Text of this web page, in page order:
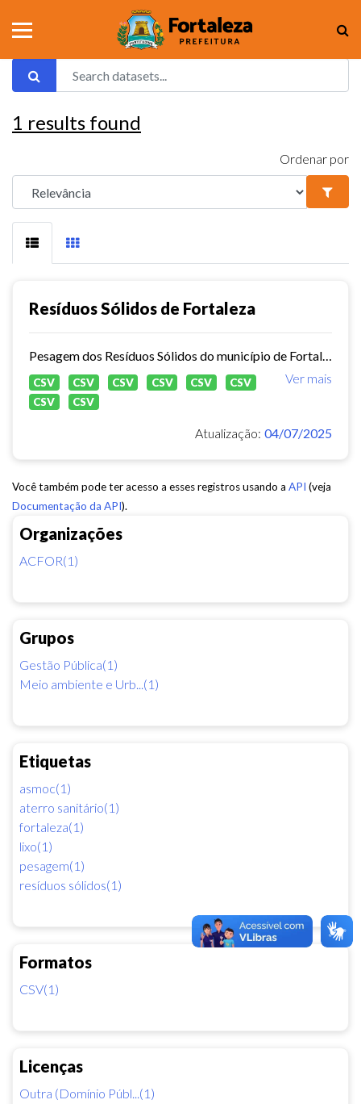
Organizações
ACFOR(1)
Grupos
Gestão Pública(1)
Meio ambiente e Urb...(1)
Etiquetas
asmoc(1)
aterro sanitário(1)
fortaleza(1)
lixo(1)
pesagem(1)
resíduos sólidos(1)
Formatos
CSV(1)
Licenças
Outra (Domínio Públ...(1)
1 results found
Ordenar por
Resíduos Sólidos de Fortaleza
Ver mais
CSV CSV CSV CSV CSV
CSV
CSV
CSV
Atualização: 04/07/2025
Você também pode ter acesso a esses registros usando a API (veja
Documentação da API).